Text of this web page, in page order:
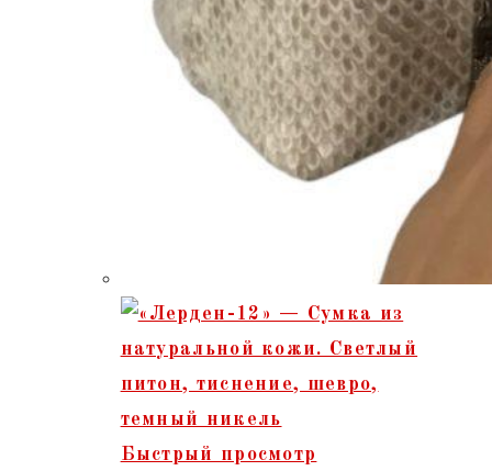
Быстрый просмотр